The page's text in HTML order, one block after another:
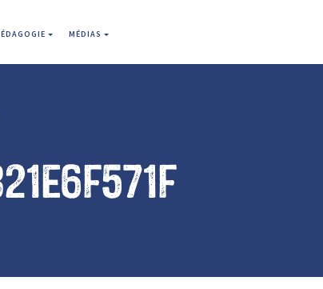
MÉDIAS